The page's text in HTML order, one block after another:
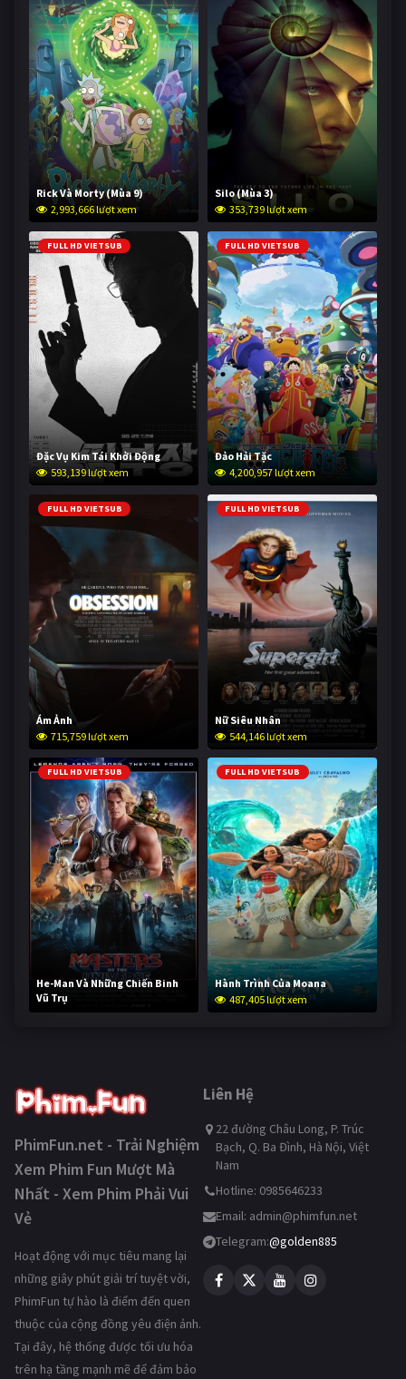
Rick Và Morty (Mùa 9)
2,993,666 lượt xem
Silo (Mùa 3)
353,739 lượt xem
FULL HD VIETSUB
Đặc Vụ Kim Tái Khởi Động
593,139 lượt xem
FULL HD VIETSUB
Đảo Hải Tặc
4,200,957 lượt xem
FULL HD VIETSUB
Ám Ảnh
715,759 lượt xem
FULL HD VIETSUB
Nữ Siêu Nhân
544,146 lượt xem
FULL HD VIETSUB
He-Man Và Những Chiến Binh
Vũ Trụ
235,919 lượt xem
FULL HD VIETSUB
Hành Trình Của Moana
487,405 lượt xem
PhimFun.net - Trải Nghiệm
Xem Phim Fun Mượt Mà
Nhất - Xem Phim Phải Vui
Vẻ
Hoạt động với mục tiêu mang lại
những giây phút giải trí tuyệt vời,
PhimFun tự hào là điểm đến quen
thuộc của cộng đồng yêu điện ảnh.
Tại đây, hệ thống được tối ưu hóa
trên hạ tầng mạnh mẽ để đảm bảo
Liên Hệ
22 đường Châu Long, P. Trúc
Bạch, Q. Ba Đình, Hà Nội, Việt
Nam
Hotline: 0985646233
Email: admin@phimfun.net
Telegram:@golden885